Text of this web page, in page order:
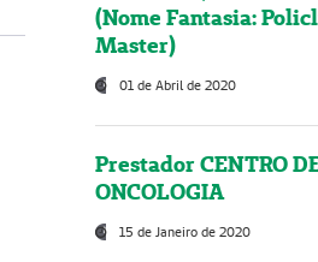
(Nome Fantasia:
Master)
01 de Abril de 2020
Prestador CENTRO
ONCOLOGIA
15 de Janeiro de 2020